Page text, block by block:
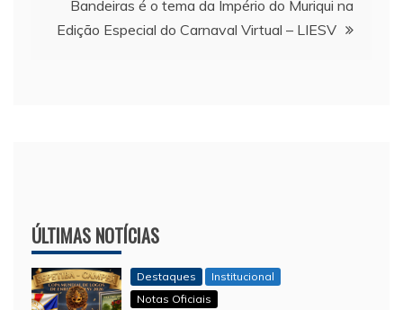
Bandeiras é o tema da Império do Muriqui na
Edição Especial do Carnaval Virtual – LIESV
ÚLTIMAS NOTÍCIAS
Destaques
Institucional
Notas Oficiais